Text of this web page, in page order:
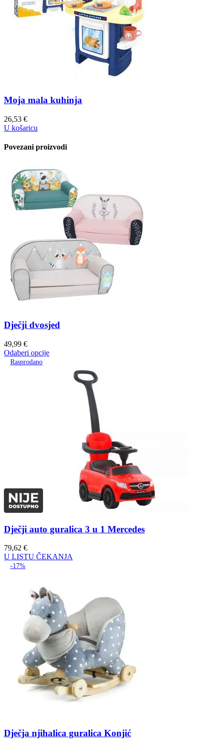
Moja mala kuhinja
26,53 €
U košaricu
Povezani proizvodi
Dječji dvosjed
49,99 €
Odaberi opcije
Rasprodano
Dječji auto guralica 3 u 1 Mercedes
79,62 €
U LISTU ČEKANJA
-17%
Dječja njihalica guralica Konjić